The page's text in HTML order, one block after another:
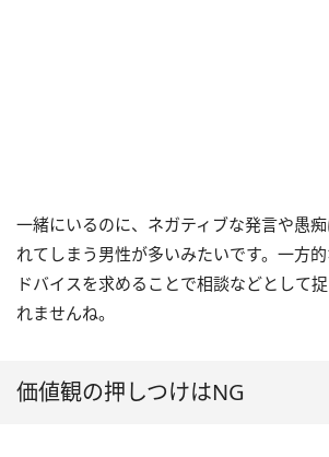
一緒にいるのに、ネガティブな発言や愚
れてしまう男性が多いみたいです。一方
ドバイスを求めることで相談などとして
れませんね。
価値観の押しつけはNG